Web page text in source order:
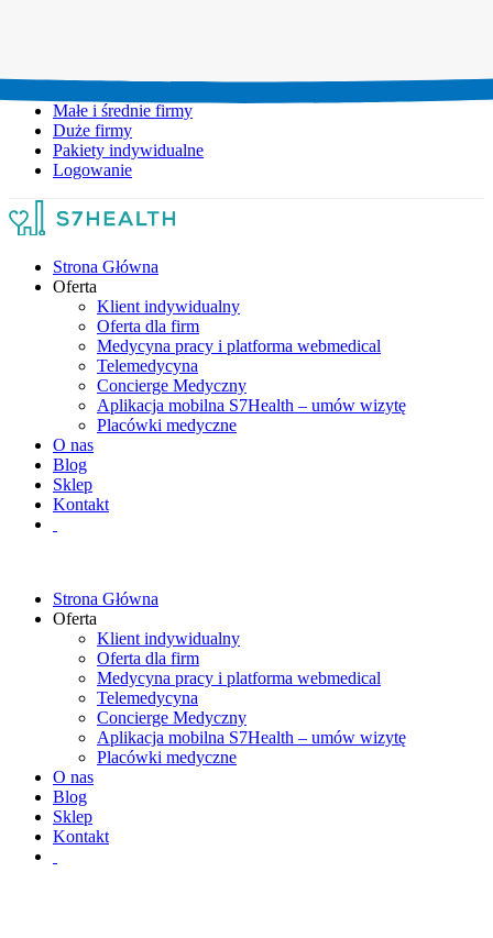
Małe i średnie firmy
Duże firmy
Pakiety indywidualne
Logowanie
Strona Główna
Oferta
Klient indywidualny
Oferta dla firm
Medycyna pracy i platforma webmedical
Telemedycyna
Concierge Medyczny
Aplikacja mobilna S7Health – umów wizytę
Placówki medyczne
O nas
Blog
Sklep
Kontakt
Strona Główna
Oferta
Klient indywidualny
Oferta dla firm
Medycyna pracy i platforma webmedical
Telemedycyna
Concierge Medyczny
Aplikacja mobilna S7Health – umów wizytę
Placówki medyczne
O nas
Blog
Sklep
Kontakt